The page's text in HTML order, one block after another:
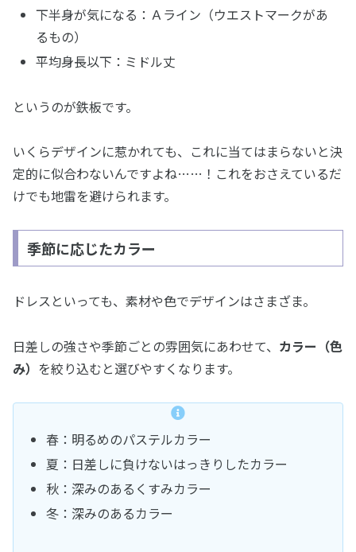
下半身が気になる：Ａライン（ウエストマークがあ
るもの）
平均身長以下：ミドル丈
というのが鉄板です。
いくらデザインに惹かれても、これに当てはまらないと決
定的に似合わないんですよね……！これをおさえているだ
けでも地雷を避けられます。
季節に応じたカラー
ドレスといっても、素材や色でデザインはさまざま。
日差しの強さや季節ごとの雰囲気にあわせて、 カラー（色
み） を絞り込むと選びやすくなります。
春：明るめのパステルカラー
夏：日差しに負けないはっきりしたカラー
秋：深みのあるくすみカラー
冬：深みのあるカラー